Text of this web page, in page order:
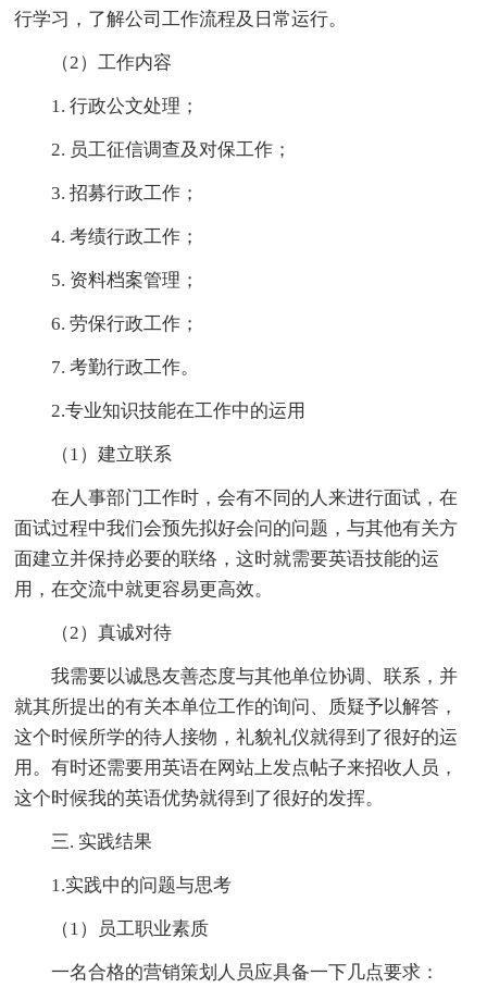
行学习，了解公司工作流程及日常运行。
（2）工作内容
1. 行政公文处理；
2. 员工征信调查及对保工作；
3. 招募行政工作；
4. 考绩行政工作；
5. 资料档案管理；
6. 劳保行政工作；
7. 考勤行政工作。
2.专业知识技能在工作中的运用
（1）建立联系
在人事部门工作时，会有不同的人来进行面试，在
面试过程中我们会预先拟好会问的问题，与其他有关方
面建立并保持必要的联络，这时就需要英语技能的运
用，在交流中就更容易更高效。
（2）真诚对待
我需要以诚恳友善态度与其他单位协调、联系，并
就其所提出的有关本单位工作的询问、质疑予以解答，
这个时候所学的待人接物，礼貌礼仪就得到了很好的运
用。有时还需要用英语在网站上发点帖子来招收人员，
这个时候我的英语优势就得到了很好的发挥。
三. 实践结果
1.实践中的问题与思考
（1）员工职业素质
一名合格的营销策划人员应具备一下几点要求：